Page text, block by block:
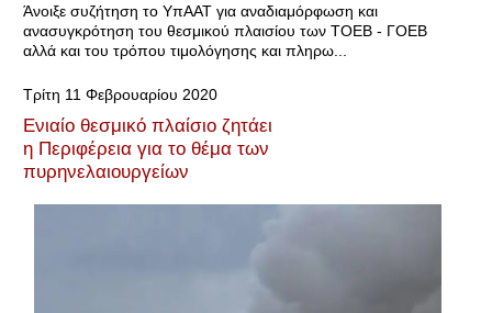
Άνοιξε συζήτηση το ΥπΑΑΤ για αναδιαμόρφωση και
ανασυγκρότηση του θεσμικού πλαισίου των ΤΟΕΒ - ΓΟΕΒ
αλλά και του τρόπου τιμολόγησης και πληρω...
Τρίτη 11 Φεβρουαρίου 2020
Ενιαίο θεσμικό πλαίσιο ζητάει
η Περιφέρεια για το θέμα των
πυρηνελαιουργείων